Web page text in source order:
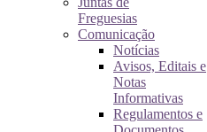
Freguesias
Comunicação
Notícias
Avisos, Editais e
Notas
Informativas
Regulamentos e